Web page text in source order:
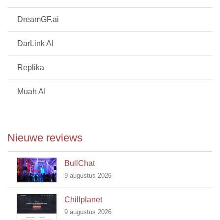
DreamGF.ai
DarLink AI
Replika
Muah AI
Nieuwe reviews
BullChat
9 augustus 2026
Chillplanet
9 augustus 2026